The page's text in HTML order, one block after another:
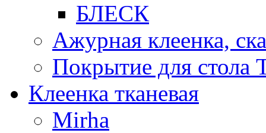
БЛЕСК
Ажурная клеенка,
Покрытие для стола
Клеенка тканевая
Mirha